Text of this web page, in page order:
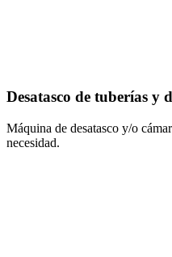
Desatasco de tuberías y
Máquina de desatasco y/o
necesidad.